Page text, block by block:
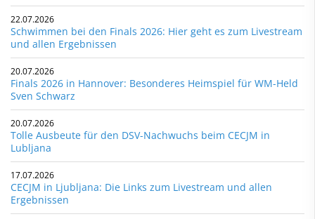
22.07.2026
Schwimmen bei den Finals 2026: Hier geht es zum Livestream
und allen Ergebnissen
20.07.2026
Finals 2026 in Hannover: Besonderes Heimspiel für WM-Held
Sven Schwarz
20.07.2026
Tolle Ausbeute für den DSV-Nachwuchs beim CECJM in
Lubljana
17.07.2026
CECJM in Ljubljana: Die Links zum Livestream und allen
Ergebnissen